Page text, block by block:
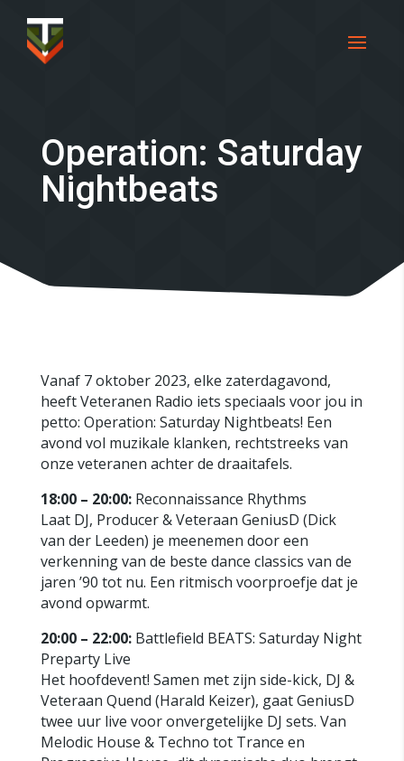
Operation: Saturday
Nightbeats
Vanaf 7 oktober 2023, elke zaterdagavond,
heeft Veteranen Radio iets speciaals voor jou in
petto: Operation: Saturday Nightbeats! Een
avond vol muzikale klanken, rechtstreeks van
onze veteranen achter de draaitafels.
18:00 – 20:00:Reconnaissance Rhythms
Laat DJ, Producer & Veteraan GeniusD (Dick
van der Leeden) je meenemen door een
verkenning van de beste dance classics van de
jaren ’90 tot nu. Een ritmisch voorproefje dat je
avond opwarmt.
20:00 – 22:00:Battlefield BEATS: Saturday Night
Preparty Live
Het hoofdevent! Samen met zijn side-kick, DJ &
Veteraan Quend (Harald Keizer), gaat GeniusD
twee uur live voor onvergetelijke DJ sets. Van
Melodic House & Techno tot Trance en